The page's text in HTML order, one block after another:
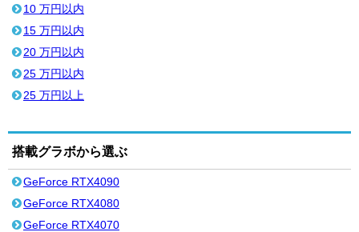
10 万円以内
15 万円以内
20 万円以内
25 万円以内
25 万円以上
搭載グラボから選ぶ
GeForce RTX4090
GeForce RTX4080
GeForce RTX4070